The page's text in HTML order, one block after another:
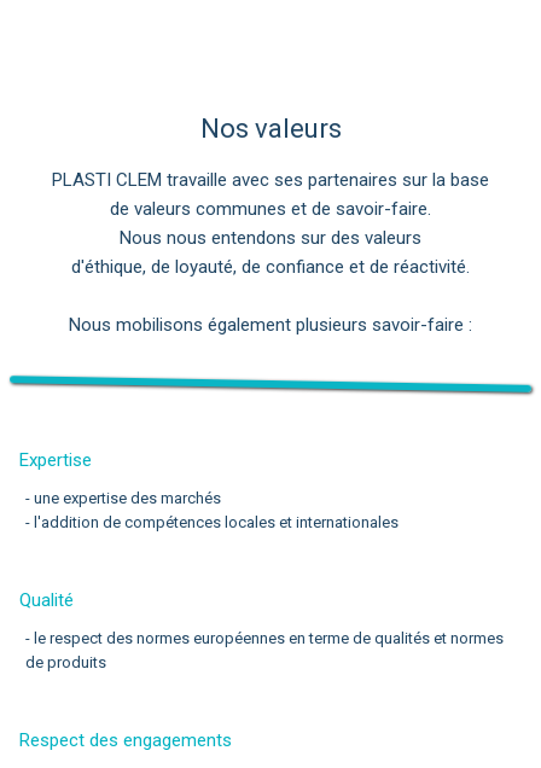
Nos valeurs
PLASTI CLEM travaille avec ses partenaires sur la base
de valeurs communes et de savoir-faire.
Nous nous entendons sur des valeurs
d'éthique, de loyauté, de confiance et de réactivité.
Nous mobilisons également plusieurs savoir-faire :
Expertise
- une expertise des marchés
- l'addition de compétences locales et internationales
Qualité
- le respect des normes européennes en terme de qualités et normes
de produits
Respect des engagements